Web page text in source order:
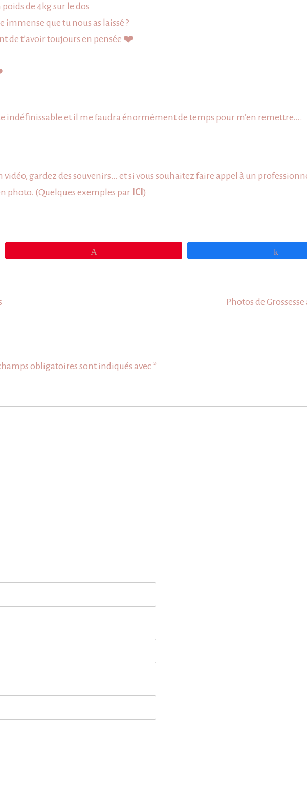
de 4kg sur le dos
immense que tu nous as laissé ?
de t’avoir toujours en pensée ❤️
indéfinissable et il me faudra énormément de temps pour m’en remettre….
gardez des souvenirs… et si vous souhaitez faire appel à un
photo. (Quelques exemples par ICI )
Photos de
obligatoires sont indiqués avec *